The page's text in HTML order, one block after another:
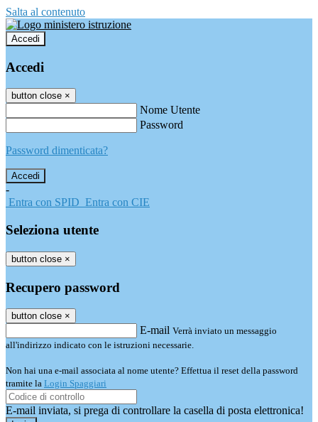
Salta al contenuto
Accedi
Accedi
button close ×
Nome Utente
Password
Password dimenticata?
-
Entra con SPID Entra con CIE
Seleziona utente
button close ×
Recupero password
button close ×
E-mail Verrà inviato un messaggio
all'indirizzo indicato con le istruzioni necessarie.
Non hai una e-mail associata al nome utente? Effettua il reset della password
tramite la Login Spaggiari
E-mail inviata, si prega di controllare la casella di posta elettronica!